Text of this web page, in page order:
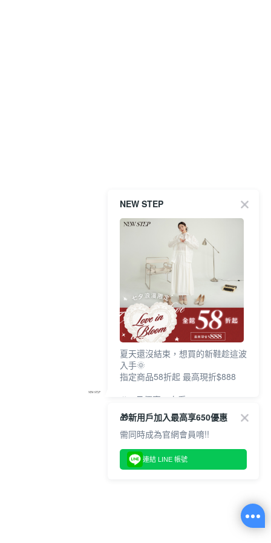
NEW STEP
夏天還沒結束，想買的新鞋趁這波
入手🌞
指定商品58折起 最高現折$888
🎉 8月優惠一次看
①LINE購物最高10%回饋
②每周限定品現折200
③指定商品58折起 最高現折$888
上班鞋、休閒鞋、涼鞋一次逛齊
好搭、出遊好走、聚會也漂亮
🎁新用戶加入最高享650優惠
需同時成為官網會員唷!!
連結 LINE 帳號